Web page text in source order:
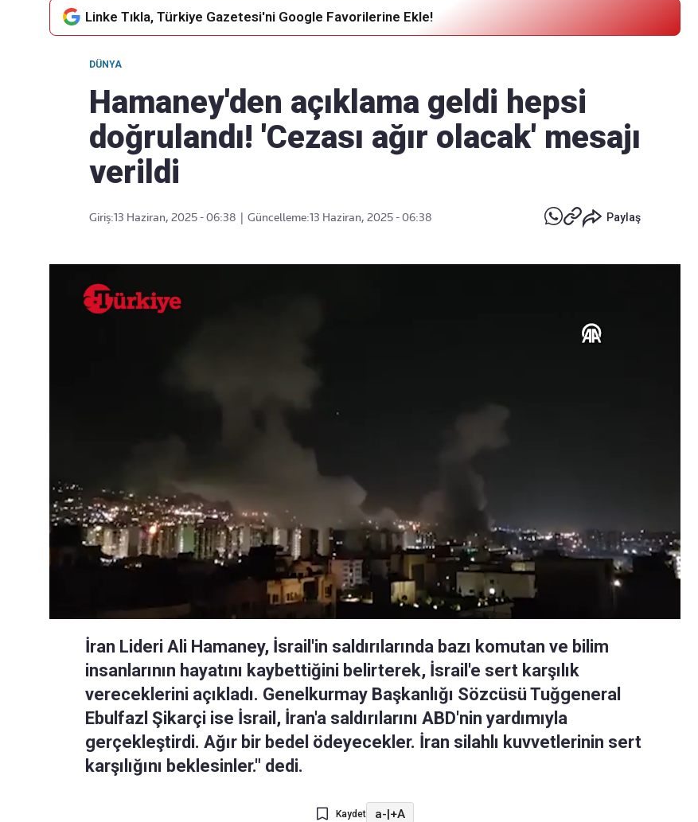
akışımıza ulaşın
göndermek içintıklayın
Linke Tıkla, Türkiye Gazetesi'ni Google Favorilerine Ekle!
DÜNYA
Hamaney'den açıklama geldi hepsi
doğrulandı! 'Cezası ağır olacak' mesajı
verildi
Giriş:13 Haziran, 2025 - 06:38 Güncelleme:13 Haziran, 2025 - 06:38 Paylaş
İran Lideri Ali Hamaney, İsrail'in saldırılarında bazı komutan ve bilim
insanlarının hayatını kaybettiğini belirterek, İsrail'e sert karşılık
vereceklerini açıkladı. Genelkurmay Başkanlığı Sözcüsü Tuğgeneral
Ebulfazl Şikarçi ise İsrail, İran'a saldırılarını ABD'nin yardımıyla
gerçekleştirdi. Ağır bir bedel ödeyecekler. İran silahlı kuvvetlerinin sert
karşılığını beklesinler." dedi.
Kaydet a-|+A